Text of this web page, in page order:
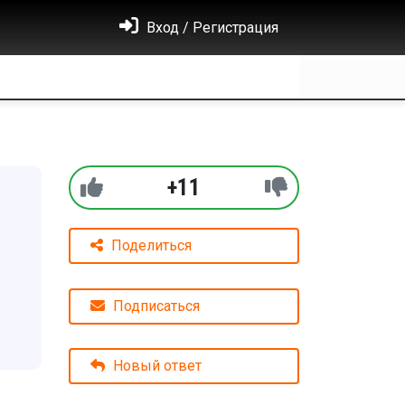
Вход / Регистрация
+11
Поделиться
Подписаться
Новый ответ